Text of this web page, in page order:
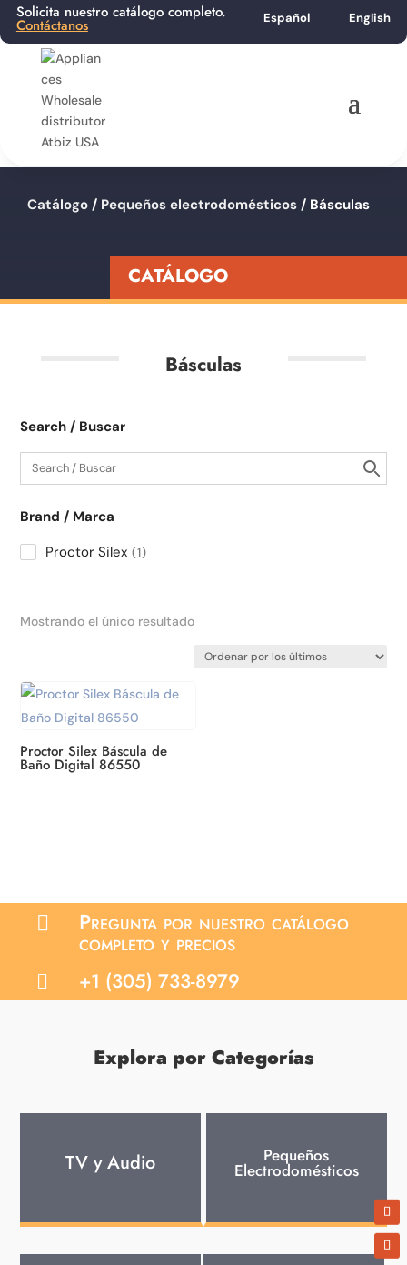
Solicita nuestro catálogo completo.
Contáctanos Español English
Catálogo / Pequeños electrodomésticos / Básculas
CATÁLOGO
Básculas
Search / Buscar
Brand / Marca
Proctor Silex
1
Mostrando el único resultado
Proctor Silex Báscula de
Baño Digital 86550
 Pregunta por nuestro catálogo
completo y precios
 +1 (305) 733-8979
Explora por Categorías
TV y Audio Pequeños
Electrodomésticos